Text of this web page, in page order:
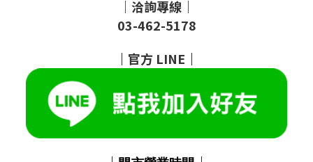
｜洽詢專線｜
03-462-5178
｜ 官方 LINE ｜